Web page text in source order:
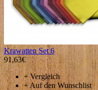
Krawatten Set 6
91,63€
+Vergleich
+Auf den Wunschlist